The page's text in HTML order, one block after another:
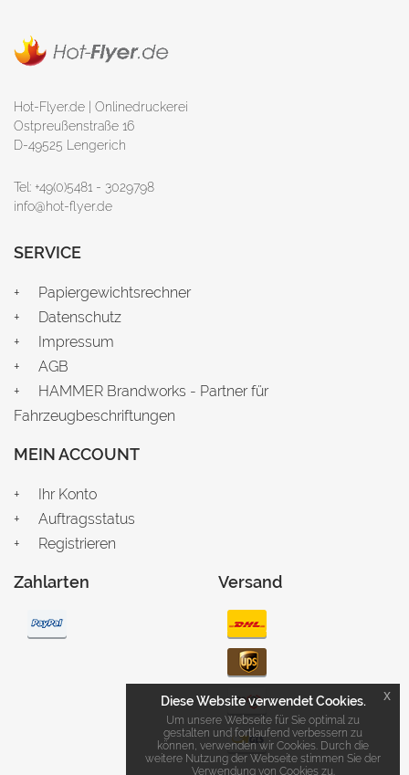
Hot-Flyer.de | Onlinedruckerei
Ostpreußenstraße 16
D-49525 Lengerich
Tel: +49(0)5481 - 3029798
info@hot-flyer.de
SERVICE
Papiergewichtsrechner
Datenschutz
Impressum
AGB
HAMMER Brandworks - Partner für
Fahrzeugbeschriftungen
MEIN ACCOUNT
Ihr Konto
Auftragsstatus
Registrieren
Zahlarten Versand
Diese Website verwendet Cookies.
Um unsere Webseite für Sie optimal zu
gestalten und fortlaufend verbessern zu
können, verwenden wir Cookies. Durch die
weitere Nutzung der Webseite stimmen Sie der
Verwendung von Cookies zu.
x